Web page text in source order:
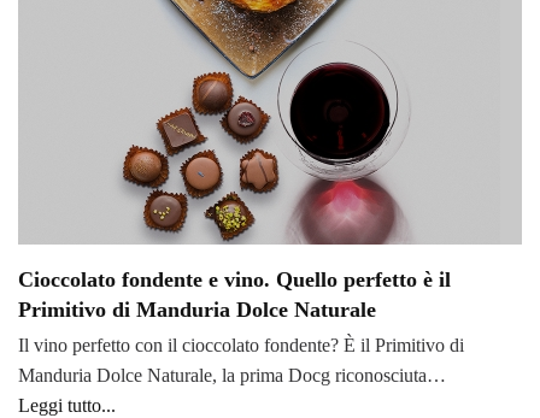
Cioccolato fondente e vino. Quello perfetto è il
Primitivo di Manduria Dolce Naturale
Il vino perfetto con il cioccolato fondente? È il Primitivo di
Manduria Dolce Naturale, la prima Docg riconosciuta…
Leggi tutto...